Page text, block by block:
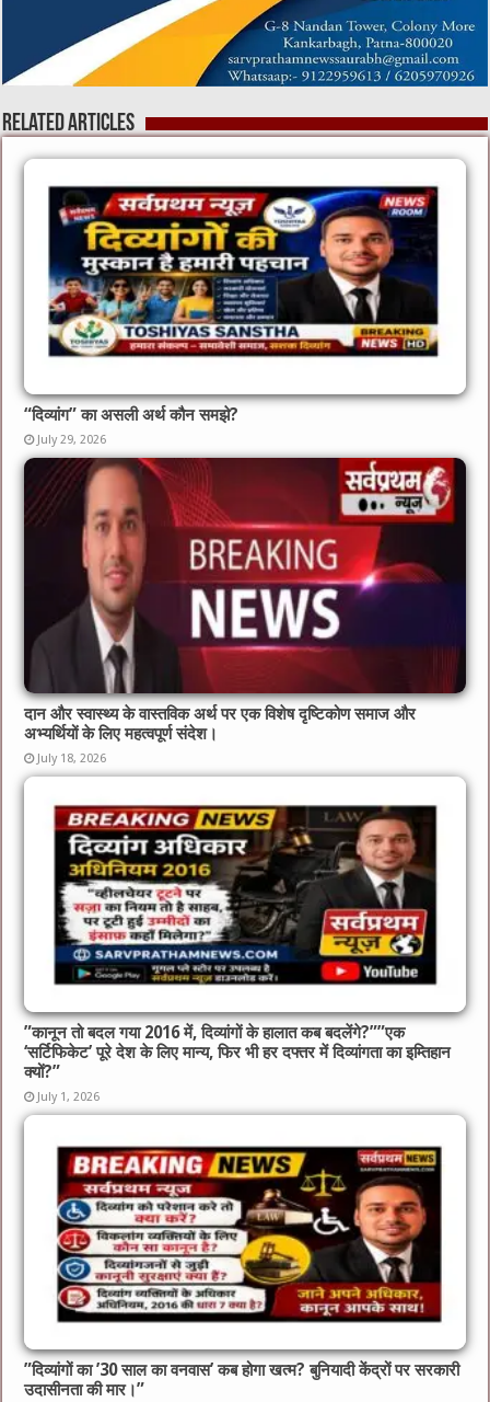
Related Articles
“दिव्यांग” का असली अर्थ कौन समझे?
July 29, 2026
दान और स्वास्थ्य के वास्तविक अर्थ पर एक विशेष दृष्टिकोण समाज और
अभ्यर्थियों के लिए महत्वपूर्ण संदेश।
July 18, 2026
​”कानून तो बदल गया 2016 में, दिव्यांगों के हालात कब बदलेंगे?”​”एक
‘सर्टिफिकेट’ पूरे देश के लिए मान्य, फिर भी हर दफ्तर में दिव्यांगता का इम्तिहान
क्यों?”
July 1, 2026
​”दिव्यांगों का ’30 साल का वनवास’ कब होगा खत्म? बुनियादी केंद्रों पर सरकारी
उदासीनता की मार।”